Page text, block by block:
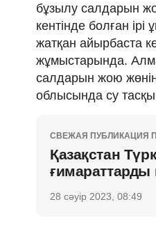
бұзылу салдарын
кентінде болған
жатқан айырбаста
жұмыстарында.
салдарын жою
облысында су
СВЕЖАЯ ПУБЛИКАЦИЯ
Қазақстан
ғимараттарды
28 сәуір 2023, 08:49